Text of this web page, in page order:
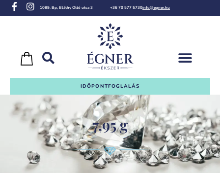
1089. Bp, Bláthy Ottó utca 3 +36 70 577 5730info@egner.hu
IDŐPONTFOGLALÁS
7,95 g